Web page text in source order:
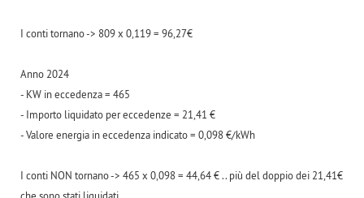
I conti tornano -> 809 x 0,119 = 96,27€
Anno 2024
- KW in eccedenza = 465
- Importo liquidato per eccedenze = 21,41 €
- Valore energia in eccedenza indicato = 0,098 €/kWh
I conti NON tornano -> 465 x 0,098 = 44,64 € .. più del doppio dei 21,41€
che sono stati liquidati